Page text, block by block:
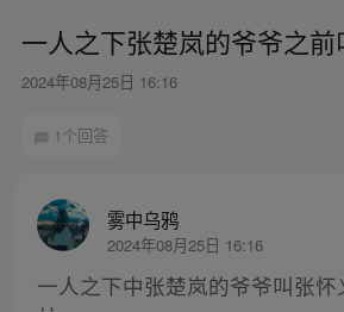
一人之下张楚岚的爷爷之前
2024年08月25日 16:16
1个回答
雾中乌鸦
2024年08月25日 16:16
一人之下中张楚岚的爷爷叫张